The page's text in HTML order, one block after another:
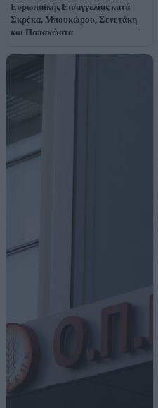
Ευρωπαϊκής Εισαγγελίας κατά
Σκρέκα, Μπουκώρου, Σενετάκη
και Παπακώστα